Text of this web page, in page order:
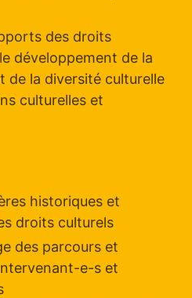
des droits
développement de la
de la diversité culturelle
culturelles et
historiques et
droits culturels
des parcours et
e-s et